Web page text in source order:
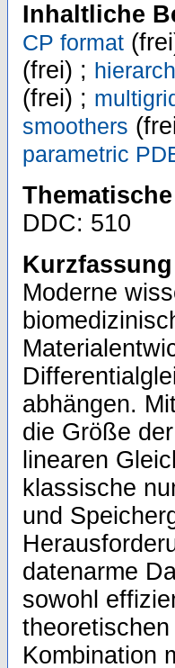
Inhaltliche
CP format
(frei) ;
(frei) ;
smoothers
parametric
DDC: 510
Kurzfassung
Moderne
abhängen.
die Größe
linearen
klassische
und
datenarme
sowohl
Kombination